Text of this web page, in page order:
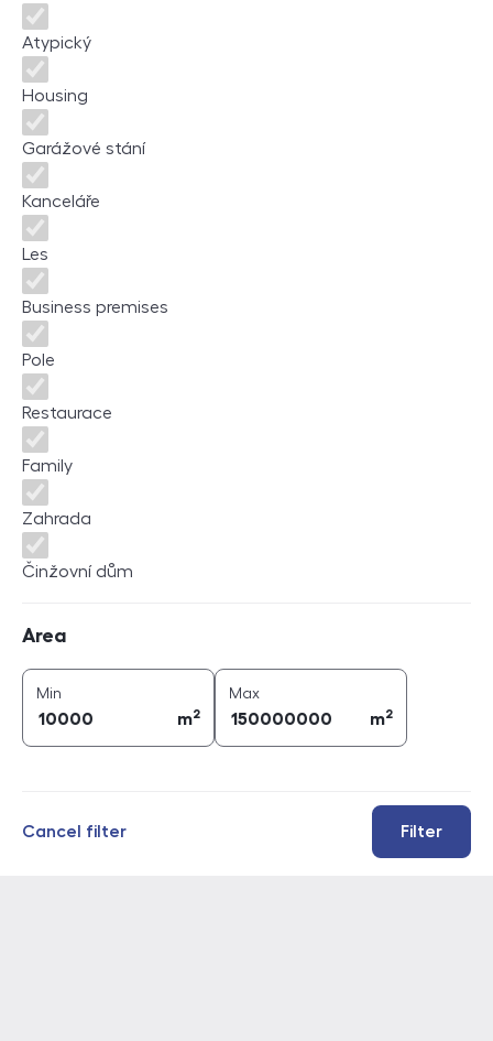
Atypický
Housing
Garážové stání
Kanceláře
Les
Business premises
Pole
Restaurace
Family
Zahrada
Činžovní dům
Area
Min
m2
Maxarea (
m2
Filter
Cancel filter